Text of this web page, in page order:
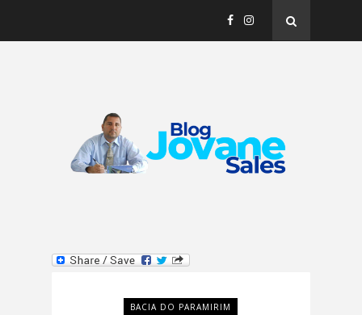
BACIA DO PARAMIRIM